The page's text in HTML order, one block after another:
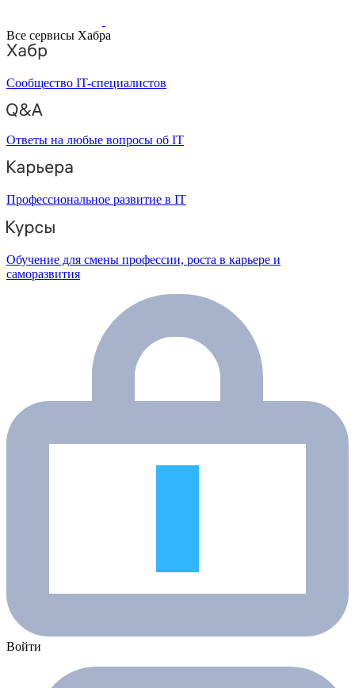
Все сервисы Хабра
Сообщество IT-специалистов
Ответы на любые вопросы об IT
Профессиональное развитие в IT
Обучение для смены профессии, роста в карьере и
саморазвития
Войти